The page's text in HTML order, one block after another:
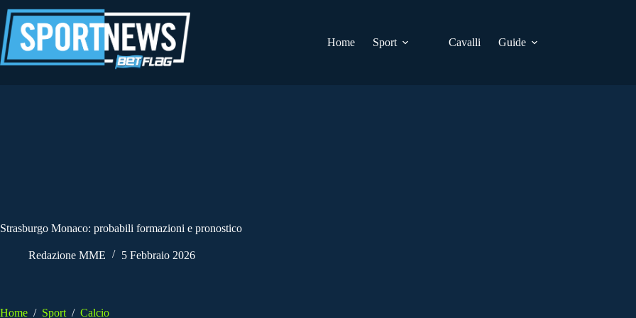
al
contenuto
Home
Sport Cavalli Guide
Strasburgo Monaco: probabili formazioni e pronostico
Redazione MME 5 Febbraio 2026
Home / Sport / Calcio